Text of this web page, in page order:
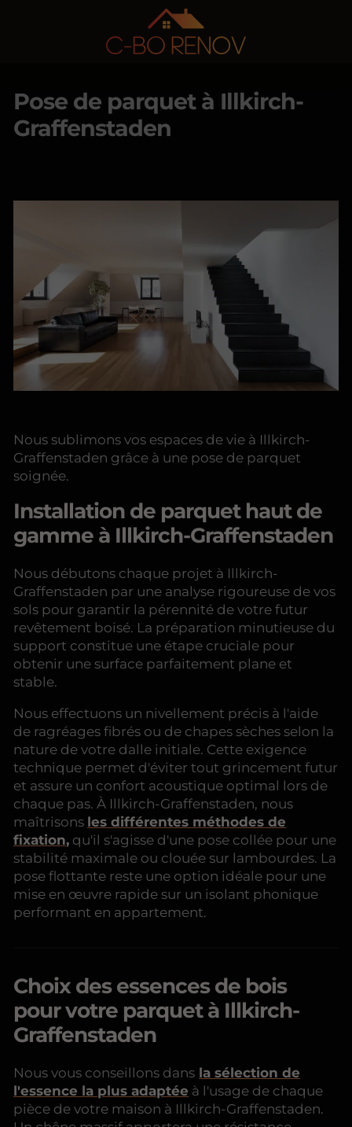
Pose de parquet à Illkirch-
Graffenstaden
Nous sublimons vos espaces de vie à Illkirch-
Graffenstaden grâce à une pose de parquet
soignée.
Installation de parquet haut de
gamme à Illkirch-Graffenstaden
Nous débutons chaque projet à Illkirch-
Graffenstaden par une analyse rigoureuse de vos
sols pour garantir la pérennité de votre futur
revêtement boisé. La préparation minutieuse du
support constitue une étape cruciale pour
obtenir une surface parfaitement plane et
stable.
Nous effectuons un nivellement précis à l'aide
de ragréages fibrés ou de chapes sèches selon la
nature de votre dalle initiale. Cette exigence
technique permet d'éviter tout grincement futur
et assure un confort acoustique optimal lors de
chaque pas. À Illkirch-Graffenstaden, nous
maîtrisons les différentes méthodes de
fixation, qu'il s'agisse d'une pose collée pour une
stabilité maximale ou clouée sur lambourdes. La
pose flottante reste une option idéale pour une
mise en œuvre rapide sur un isolant phonique
performant en appartement.
Choix des essences de bois
pour votre parquet à Illkirch-
Graffenstaden
Nous vous conseillons dans la sélection de
l'essence la plus adaptée à l'usage de chaque
pièce de votre maison à Illkirch-Graffenstaden.